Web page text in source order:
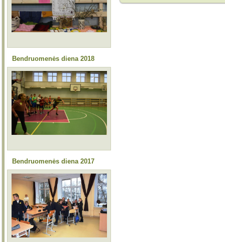
Bendruomenės diena 2018
Bendruomenės diena 2017